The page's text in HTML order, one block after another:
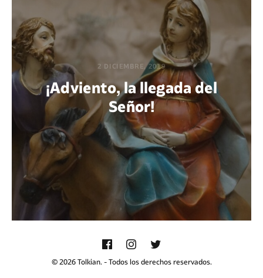
2 DICIEMBRE, 2019
¡Adviento, la llegada del
Señor!
POR DIEGO QUIJANO
© 2026 Tolkian. - Todos los derechos reservados.